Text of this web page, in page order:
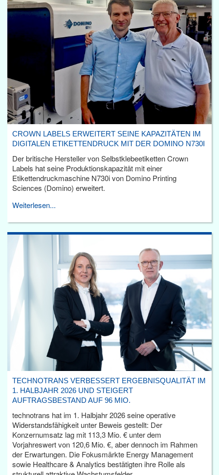
CROWN LABELS ERWEITERT SEINE KAPAZITÄTEN IM
DIGITALEN ETIKETTENDRUCK MIT DER DOMINO N730I
Der britische Hersteller von Selbstklebeetiketten Crown
Labels hat seine Produktionskapazität mit einer
Etikettendruckmaschine N730i von Domino Printing
Sciences (Domino) erweitert.
Weiterlesen...
TECHNOTRANS VERBESSERT ERGEBNISQUALITÄT IM
1. HALBJAHR 2026 UND STEIGERT
AUFTRAGSBESTAND AUF 96 MIO.
technotrans hat im 1. Halbjahr 2026 seine operative
Widerstandsfähigkeit unter Beweis gestellt: Der
Konzernumsatz lag mit 113,3 Mio. € unter dem
Vorjahreswert von 120,6 Mio. €, aber dennoch im Rahmen
der Erwartungen. Die Fokusmärkte Energy Management
sowie Healthcare & Analytics bestätigten ihre Rolle als